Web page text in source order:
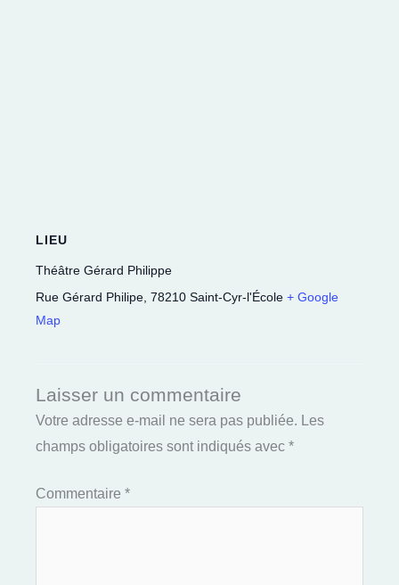
LIEU
Théâtre Gérard Philippe
Rue Gérard Philipe 78210 Saint-Cyr-l'École + Google
Map
Laisser un commentaire
Votre adresse e-mail ne sera pas publiée. Les
champs obligatoires sont indiqués avec *
Commentaire *